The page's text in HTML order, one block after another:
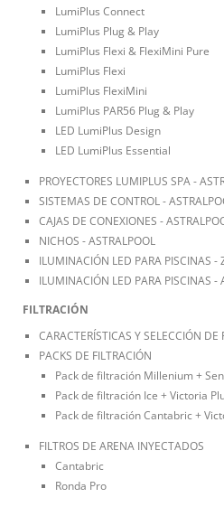
LumiPlus Connect
LumiPlus Plug & Play
LumiPlus Flexi & FlexiMini Pure
LumiPlus Flexi
LumiPlus FlexiMini
LumiPlus PAR56 Plug & Play
LED LumiPlus Design
LED LumiPlus Essential
PROYECTORES LUMIPLUS SPA -
SISTEMAS DE CONTROL -
CAJAS DE CONEXIONES -
NICHOS - ASTRALPOOL
ILUMINACIÓN LED PARA PISCINAS -
ILUMINACIÓN LED PARA PISCINAS -
FILTRACIÓN
CARACTERÍSTICAS Y SELECCIÓN DE
PACKS DE FILTRACIÓN
Pack de filtración Millenium +
Pack de filtración Ice + Victoria
Pack de filtración Cantabric +
FILTROS DE ARENA INYECTADOS
Cantabric
Ronda Pro